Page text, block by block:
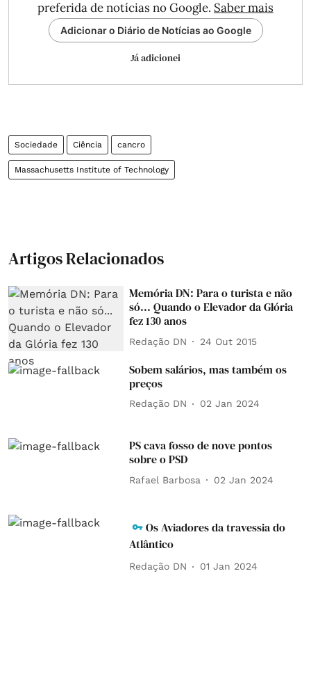
preferida de notícias no Google. Saber mais
Adicionar o Diário de Notícias ao Google
Já adicionei
Sociedade Ciência cancro
Massachusetts Institute of Technology
Artigos Relacionados
Memória DN: Para o turista e não
só... Quando o Elevador da Glória
fez 130 anos
Redação DN 24 Out 2015
Sobem salários, mas também os
preços
Redação DN 02 Jan 2024
PS cava fosso de nove pontos
sobre o PSD
Rafael Barbosa 02 Jan 2024
Os Aviadores da travessia do
Atlântico
Redação DN 01 Jan 2024